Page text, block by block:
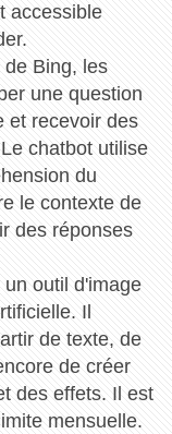
accessible
de Bing, les
une question
et recevoir des
chatbot utilise
du
le contexte de
des réponses
outil d'image
Il
de texte, de
de créer
des effets. Il est
mensuelle.